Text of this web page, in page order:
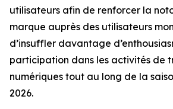
utilisateurs afin de renforcer la
marque auprès des utilisateurs
d’insuffler davantage
participation dans les activités de
numériques tout au long de la
2026.